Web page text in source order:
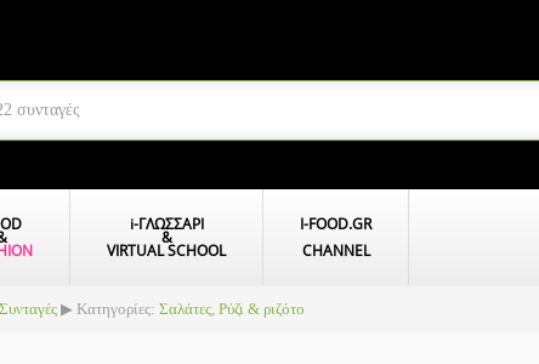
i-ΓΛΩΣΣΑΡΙ
&
VIRTUAL SCHOOL
I-FOOD.GR
CHANNEL
Συνταγές ▶ Κατηγορίες: Σαλάτες, Ρύζι & ριζότο